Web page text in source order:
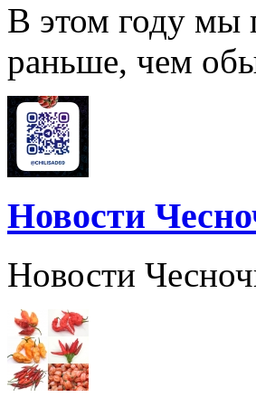
В этом году мы
раньше, чем
Новости
Новости